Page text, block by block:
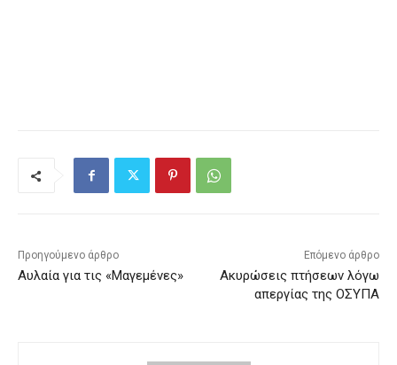
Προηγούμενο άρθρο
Αυλαία για τις «Μαγεμένες»
Επόμενο άρθρο
Ακυρώσεις πτήσεων λόγω
απεργίας της ΟΣΥΠΑ